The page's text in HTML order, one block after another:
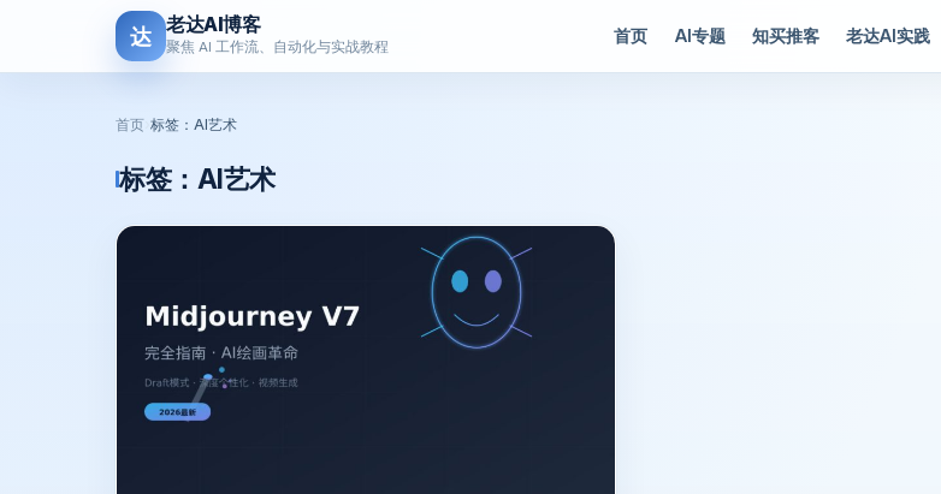
达 老达AI博客
聚焦 AI 工作流、自动化与实战教程
首页 AI专题 知买推客 老达AI实践
首页 标签：AI艺术
标签： AI艺术